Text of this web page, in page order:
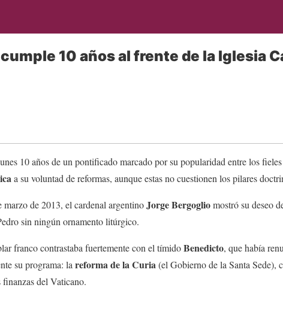
10 años al frente de la Iglesia
10 años de un pontificado marcado por su popularidad entre los
a su voluntad de reformas, aunque estas no cuestionen los pilares
de 2013, el cardenal argentinoJorge Bergogliomostró su deseo
sin ningún ornamento litúrgico.
franco contrastaba fuertemente con el tímidoBenedicto, que había
su programa: la reforma de la Curia(el Gobierno de la Santa Sede),
finanzas del Vaticano.